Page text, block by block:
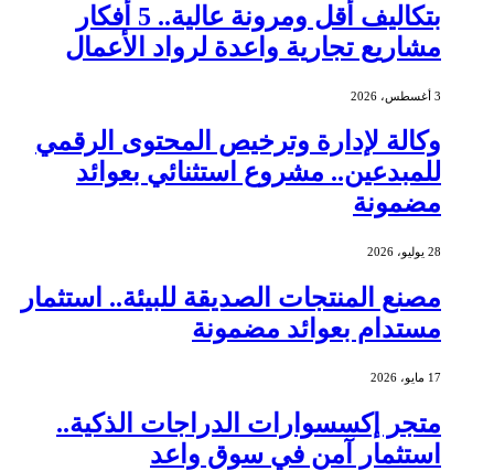
بتكاليف أقل ومرونة عالية.. 5 أفكار
مشاريع تجارية واعدة لرواد الأعمال
3 أغسطس، 2026
وكالة لإدارة وترخيص المحتوى الرقمي
للمبدعين.. مشروع استثنائي بعوائد
مضمونة
28 يوليو، 2026
مصنع المنتجات الصديقة للبيئة.. استثمار
مستدام بعوائد مضمونة
17 مايو، 2026
متجر إكسسوارات الدراجات الذكية..
استثمار آمن في سوق واعد